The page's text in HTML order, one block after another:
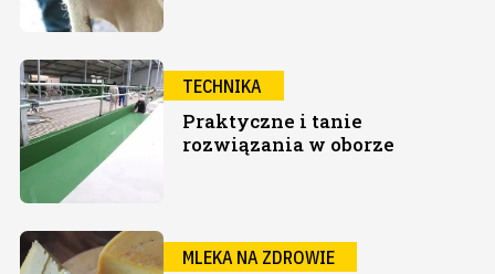
TECHNIKA
Praktyczne i tanie
rozwiązania w oborze
MLEKA NA ZDROWIE